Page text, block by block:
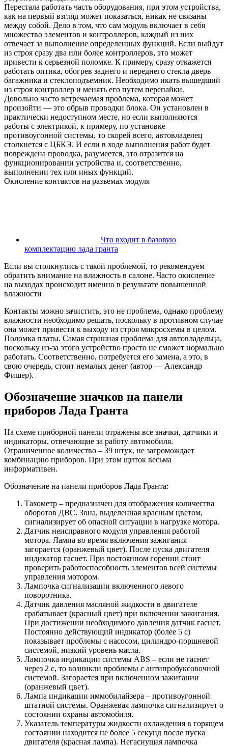
Перестала работать часть оборудования, при этом устройства,
как на первый взгляд может показаться, никак не связаны
между собой. Дело в том, что сам модуль включает в себя
множество элементов и контроллеров, каждый из них
отвечает за выполнение определенных функций. Если выйдут
из строя сразу два или более контроллеров, это может
привести к серьезной поломке. К примеру, сразу откажется
работать оптика, обогрев заднего и переднего стекла дверь
багажника и стеклоподъемник. Необходимо икать вышедший
из строя контроллер и менять его путем перепайки.
Довольно часто встречаемая проблема, которая может
произойти — это обрыв проводки блока. Он установлен в
практически недоступном месте, но если выполняются
работы с электрикой, к примеру, по установке
противоугонной системы, то скорей всего, автовладелец
столкнется с ЦБКЭ. И если в ходе выполнения работ будет
повреждена проводка, разумеется, это отразится на
функционировании устройства и, соответственно,
выполнении тех или иных функций.
Окисление контактов на разъемах модуля
Что входит в базовую
комплектацию лада гранта
Если вы столкнулись с такой проблемой, то рекомендуем
обратить внимание на влажность в салоне. Часто окисление
на выходах происходит именно в результате повышенной
влажности
Контакты можно зачистить, это не проблема, однако проблему
влажности необходимо решать, поскольку в противном случае
она может привести к выходу из строя микросхемы в целом.
Поломка платы. Самая страшная проблема для автовладельца,
поскольку из-за этого устройство просто не сможет нормально
работать. Соответственно, потребуется его замена, а это, в
свою очередь, стоит немалых денег (автор — Александр
Фишер).
Обозначение значков на панели
приборов Лада Гранта
На схеме приборной панели отражены все значки, датчики и
индикаторы, отвечающие за работу автомобиля.
Ограниченное количество – 39 штук, не загромождает
комбинацию приборов. При этом щиток весьма
информативен.
Обозначение на панели приборов Лада Гранта:
Тахометр – предназначен для отображения количества
оборотов ДВС. Зона, выделенная красным цветом,
сигнализирует об опасной ситуации в нагрузке мотора.
Датчик неисправного модуля управления работой
мотора. Лампа во время включения зажигания
загорается (оранжевый цвет). После пуска двигателя
индикатор гаснет. При постоянном горении стоит
проверить работоспособность элементов всей системы
управления мотором.
Лампочка сигнализации включенного левого
поворотника.
Датчик давления масляной жидкости в двигателе
срабатывает (красный цвет) при включении зажигания.
При достижении необходимого давления датчик гаснет.
Постоянно действующий индикатор (более 5 с)
показывает проблемы с насосом, цилиндро-поршневой
системой, низкий уровень масла.
Лампочка индикации системы ABS – если не гаснет
через 2 с, то возникли проблемы с антипробуксовочной
системой. Загорается при включенном зажигании
(оранжевый цвет).
Лампа индикации иммобилайзера – противоугонной
штатной системы. Оранжевая лампочка сигнализирует о
состоянии охраны автомобиля.
Указатель температуры жидкости охлаждения в горящем
состоянии находится не более 5 секунд после пуска
двигателя (красная лампа). Негаснущая лампочка